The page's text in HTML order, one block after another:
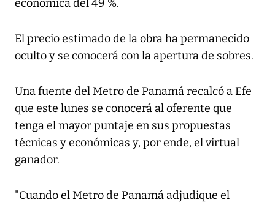
económica del 49 %.
El precio estimado de la obra ha permanecido
oculto y se conocerá con la apertura de sobres.
Una fuente del Metro de Panamá recalcó a Efe
que este lunes se conocerá al oferente que
tenga el mayor puntaje en sus propuestas
técnicas y económicas y, por ende, el virtual
ganador.
"Cuando el Metro de Panamá adjudique el